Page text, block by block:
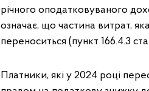
річного оподатковуваного
означає, що частина витрат,
переноситься (пункт 166.4.3
Платники, які у 2024 році